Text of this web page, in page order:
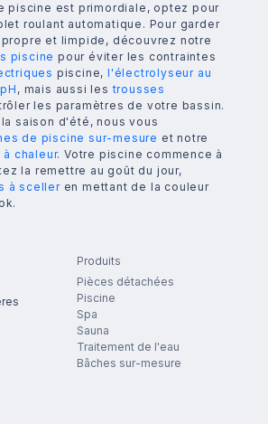
piscine est primordiale, optez pour
roulant automatique. Pour garder
et limpide, découvrez notre
piscine pour éviter les contraintes
piscine, l'électrolyseur au
, mais aussi lestrousses
les paramètres de votre bassin.
saison d'été, nous vous
de piscine sur-mesure et notre
chaleur. Votre piscine commence à
la remettre au goût du jour,
à scelleren mettant de la couleur
Produits
Pièces détachées
Piscine
Spa
Sauna
Traitement de l'eau
Bâches sur-mesure